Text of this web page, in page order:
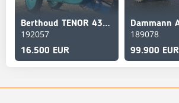
Berthoud TENOR 43-46
192057
16.500 EUR
189078
99.900 EUR